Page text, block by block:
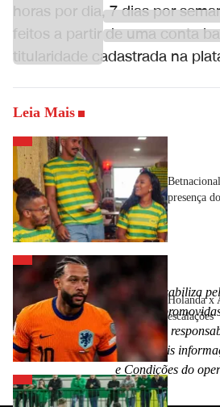
horas por dia, 7 dias por
feitos a partir de uma conta
titularidade cadastrada na
Leia Mais
presença
Holanda x
escalações
A CNN Brasil não se responsabiliza
nas plataformas de apostas
serviços de apostas são de
agentes operadores. Para mais
e Condições do